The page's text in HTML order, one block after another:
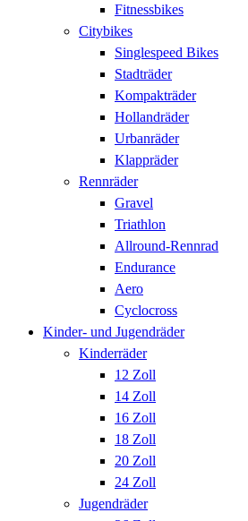
Fitnessbikes
Citybikes
Singlespeed Bikes
Stadträder
Kompakträder
Hollandräder
Urbanräder
Klappräder
Rennräder
Gravel
Triathlon
Allround-Rennrad
Endurance
Aero
Cyclocross
Kinder- und Jugendräder
Kinderräder
12 Zoll
14 Zoll
16 Zoll
18 Zoll
20 Zoll
24 Zoll
Jugendräder